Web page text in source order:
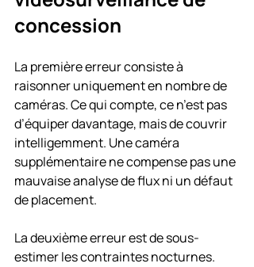
concession
La première erreur consiste à
raisonner uniquement en nombre de
caméras. Ce qui compte, ce n’est pas
d’équiper davantage, mais de couvrir
intelligemment. Une caméra
supplémentaire ne compense pas une
mauvaise analyse de flux ni un défaut
de placement.
La deuxième erreur est de sous-
estimer les contraintes nocturnes.